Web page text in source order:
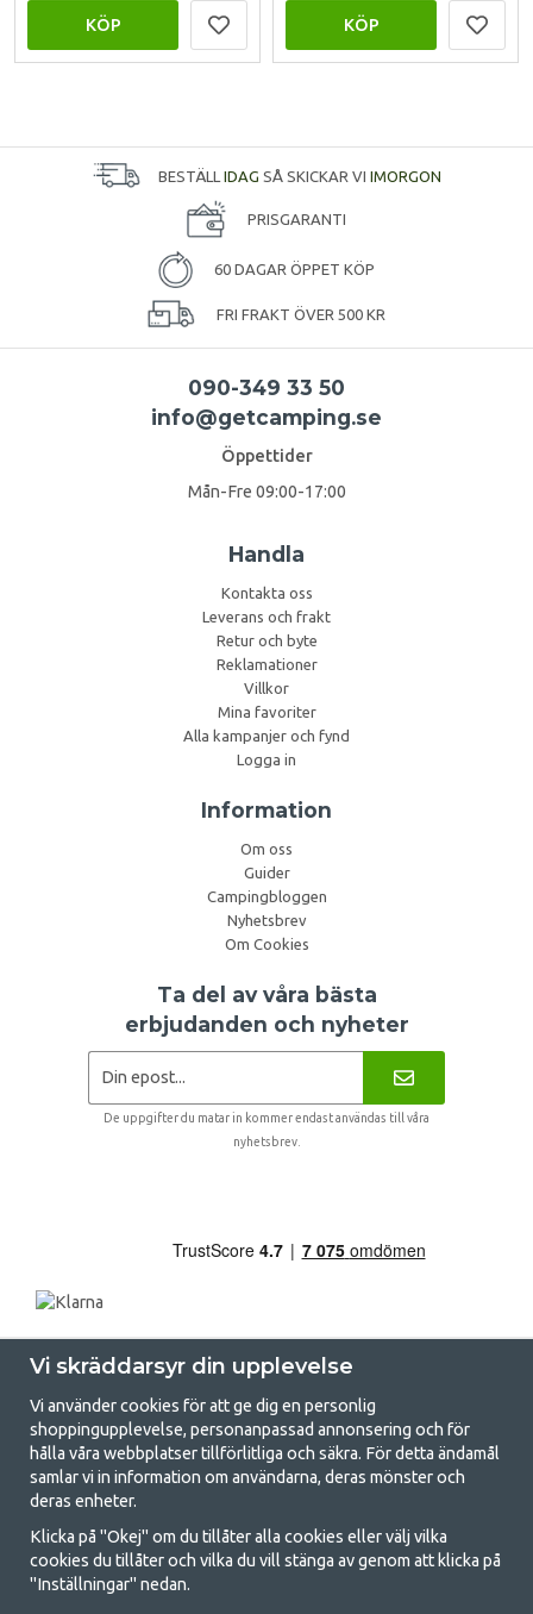
KÖP KÖP
BESTÄLL IDAG SÅ SKICKAR VI IMORGON
PRISGARANTI
60 DAGAR ÖPPET KÖP
FRI FRAKT ÖVER 500 KR
090-349 33 50
info@getcamping.se
Öppettider
Mån-Fre 09:00-17:00
Handla
Kontakta oss
Leverans och frakt
Retur och byte
Reklamationer
Villkor
Mina favoriter
Alla kampanjer och fynd
Logga in
Information
Om oss
Guider
Campingbloggen
Nyhetsbrev
Om Cookies
Ta del av våra bästa
erbjudanden och nyheter
De uppgifter du matar in kommer endast användas till våra
nyhetsbrev.
GetCamping.se - Din butik för camping
och uteliv
Att campa kan antingen vara en livsstil eller ett sätt att samla familjen
för ett gemensamt äventyr. Oavsett vilken kategori du tillhör hittar du
Vi skräddarsyr din upplevelse
Vi använder cookies för att ge dig en personlig
shoppingupplevelse, personanpassad annonsering och för
hålla våra webbplatser tillförlitliga och säkra. För detta ändamål
samlar vi in information om användarna, deras mönster och
deras enheter.
Klicka på "Okej" om du tillåter alla cookies eller välj vilka
cookies du tillåter och vilka du vill stänga av genom att klicka på
"Inställningar" nedan.